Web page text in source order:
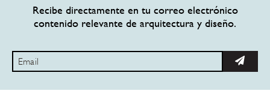
Recibe directamente en tu correo electrónico
contenido relevante de arquitectura y diseño.